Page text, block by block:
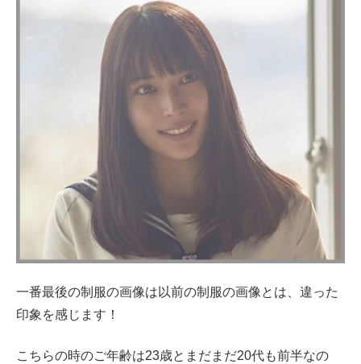
一番最後の制服の画像は以前の制服の画像とは、違った
印象を感じます！
こちらの時のご年齢は23歳とまだまだ20代も前半なの